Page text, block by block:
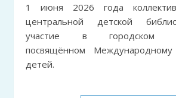
1 июня 2026 года коллектив сотрудников
центральной детской
участие в городском
посвящённом
детей.